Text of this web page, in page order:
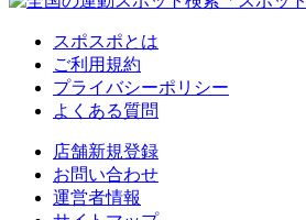
スポスポとは
ご利用規約
プライバシーポリシー
よくある質問
店舗新規登録
お問い合わせ
運営者情報